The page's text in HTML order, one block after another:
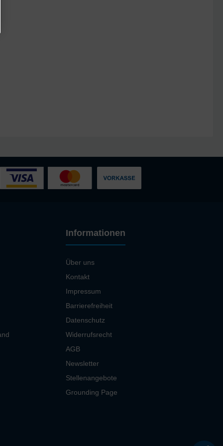
Informationen
Über uns
Kontakt
Impressum
Barrierefreiheit
Datenschutz
Widerrufsrecht
AGB
Newsletter
Stellenangebote
Grounding Page